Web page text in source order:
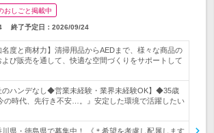
おしごと掲載中
終了予定日： 2026/09/24
名度と商材力】清掃用品からAEDまで、様々な商品の
よび販売を通して、快適な空間づくりをサポートして
のハンデなし◆営業未経験・業界未経験OK】◆35歳
の時代、先行き不安…。』安定した環境で活躍したい
川県・徳島県で募集中！ 《＊希望を考慮し配属します